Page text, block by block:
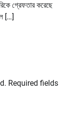
গ্রেফতার করেছে
[…]
Required fields